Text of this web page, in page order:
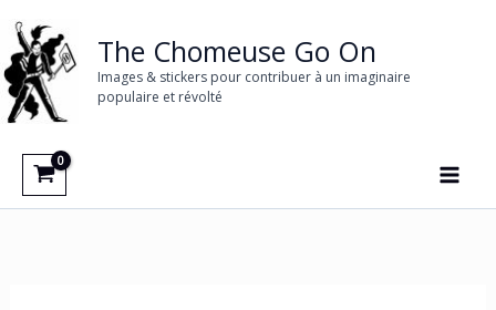
au
contenu
The Chomeuse Go On
Images & stickers pour contribuer à un imaginaire
populaire et révolté